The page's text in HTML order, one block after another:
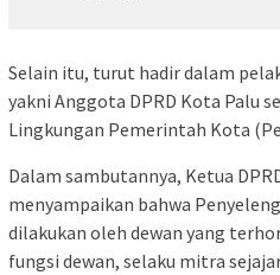
Selain itu, turut hadir dalam
yakni Anggota DPRD Kota Palu
Lingkungan Pemerintah Kota
Dalam sambutannya, Ketua
menyampaikan bahwa
dilakukan oleh dewan yang
fungsi dewan, selaku mitra